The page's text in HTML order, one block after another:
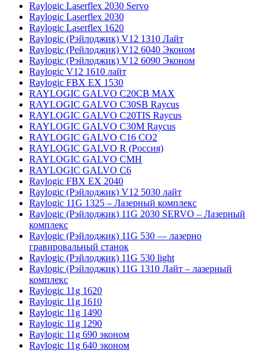
Raylogic Laserflex 2030 Servo
Raylogic Laserflex 2030
Raylogic Laserflex 1620
Raylogic (Рэйлоджик) V12 1310 Лайт
Raylogic (Рейлоджик) V12 6040 Эконом
Raylogic (Рэйлоджик) V12 6090 Эконом
Raylogic V12 1610 лайт
Raylogic FBX EX 1530
RAYLOGIC GALVO С20CB MAX
RAYLOGIC GALVO С30SB Raycus
RAYLOGIC GALVO C20TIS Raycus
RAYLOGIC GALVO С30M Raycus
RAYLOGIC GALVO С16 CO2
RAYLOGIC GALVO R (Россия)
RAYLOGIC GALVO CMH
RAYLOGIC GALVO С6
Raylogic FBX EX 2040
Raylogic (Рэйлоджик) V12 5030 лайт
Raylogic 11G 1325 – Лазерный комплекс
Raylogic (Рэйлоджик) 11G 2030 SERVO – Лазерный
комплекс
Raylogic (Рэйлоджик) 11G 530 — лазерно
гравировальный станок
Raylogic (Рэйлоджик) 11G 530 light
Raylogic (Рэйлоджик) 11G 1310 Лайт – лазерный
комплекс
Raylogic 11g 1620
Raylogic 11g 1610
Raylogic 11g 1490
Raylogic 11g 1290
Raylogic 11g 690 эконом
Raylogic 11g 640 эконом